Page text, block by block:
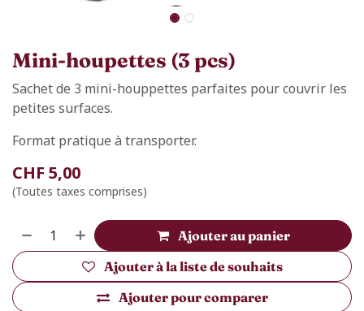
Mini-houpettes (3 pcs)
Sachet de 3 mini-houppettes parfaites pour couvrir les
petites surfaces.
Format pratique à transporter.
CHF 5,00
(Toutes taxes comprises)
Ajouter au panier
Ajouter pour comparer
Ajouter à la liste de souhaits